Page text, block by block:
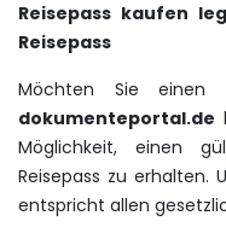
Reisepass kaufen
Reisepass
Möchten Sie einen
dokumenteportal.de
Möglichkeit, einen
Reisepass zu erhalten.
entspricht allen